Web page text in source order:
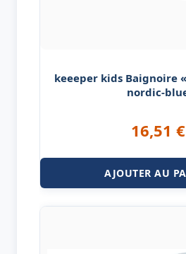
keeeper kids Baignoire
nordic-
16,51 €
AJOUTER AU